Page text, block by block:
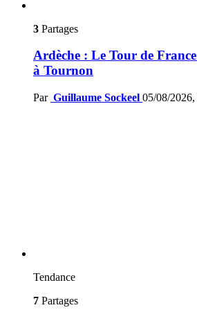
3 Partages
Ardèche : Le Tour de
à Tournon
Par Guillaume Sockeel 05/08/2026,
Tendance
7 Partages